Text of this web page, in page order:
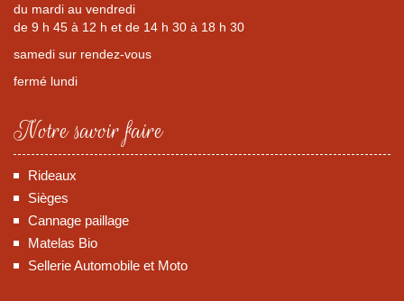
du mardi au vendredi
de 9 h 45 à 12 h et de 14 h 30 à 18 h 30
samedi sur rendez-vous
fermé lundi
Notre savoir faire
Rideaux
Sièges
Cannage paillage
Matelas Bio
Sellerie Automobile et Moto